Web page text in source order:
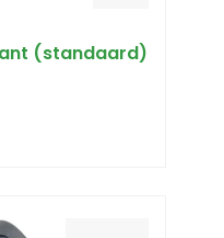
(standaard)